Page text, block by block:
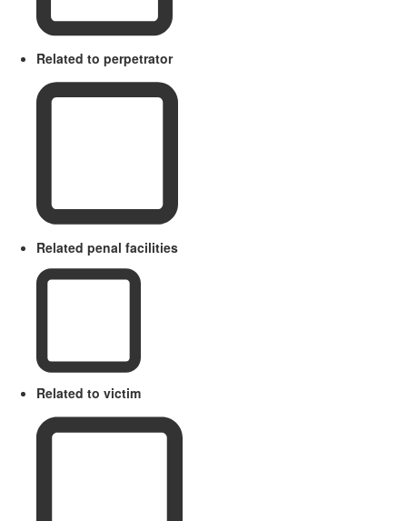
Related to perpetrator
Related penal facilities
Related to victim